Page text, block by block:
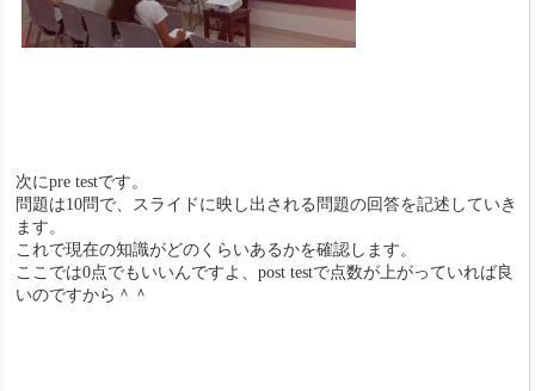
次にpre testです。
問題は10問で、スライドに映し出される問題の回答を記述していき
ます。
これで現在の知識がどのくらいあるかを確認します。
ここでは0点でもいいんですよ、post testで点数が上がっていれば良
いのですから＾＾